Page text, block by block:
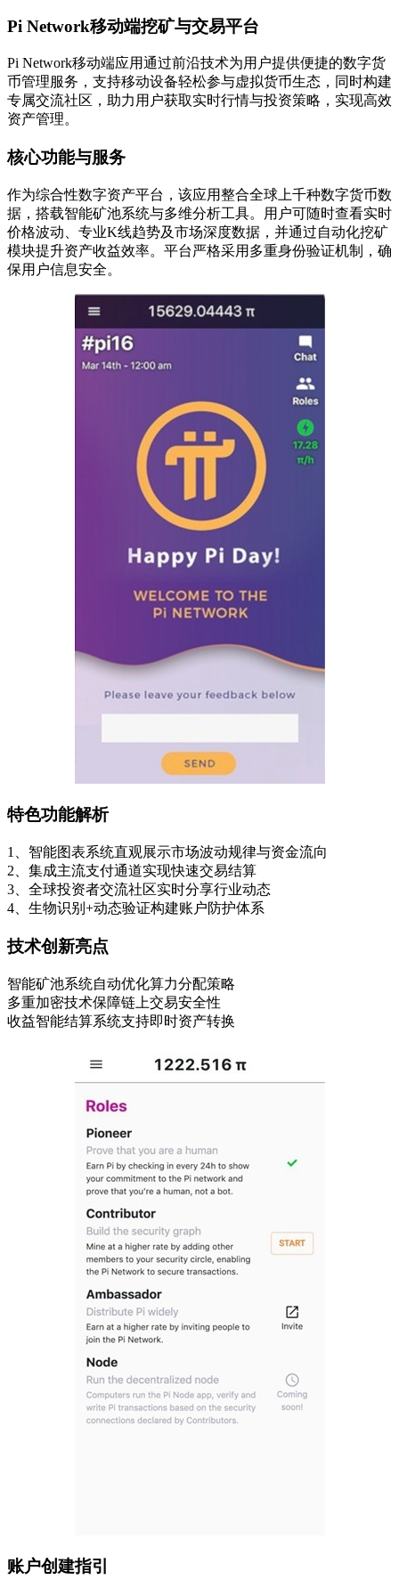
Pi Network移动端挖矿与交易平台
Pi Network移动端应用通过前沿技术为用户提供便捷的数字货
币管理服务，支持移动设备轻松参与虚拟货币生态，同时构建
专属交流社区，助力用户获取实时行情与投资策略，实现高效
资产管理。
核心功能与服务
作为综合性数字资产平台，该应用整合全球上千种数字货币数
据，搭载智能矿池系统与多维分析工具。用户可随时查看实时
价格波动、专业K线趋势及市场深度数据，并通过自动化挖矿
模块提升资产收益效率。平台严格采用多重身份验证机制，确
保用户信息安全。
特色功能解析
1、智能图表系统直观展示市场波动规律与资金流向
2、集成主流支付通道实现快速交易结算
3、全球投资者交流社区实时分享行业动态
4、生物识别+动态验证构建账户防护体系
技术创新亮点
智能矿池系统自动优化算力分配策略
多重加密技术保障链上交易安全性
收益智能结算系统支持即时资产转换
账户创建指引